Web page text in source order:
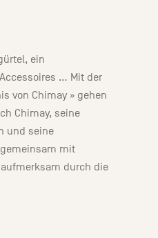
ein
… Mit der
von Chimay » gehen
Chimay, seine
und seine
mit
durch die